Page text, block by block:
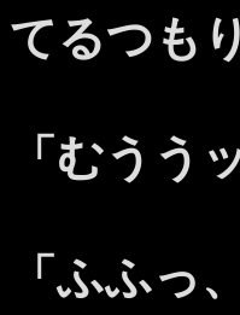
てるつも
「むう
「ふふっ